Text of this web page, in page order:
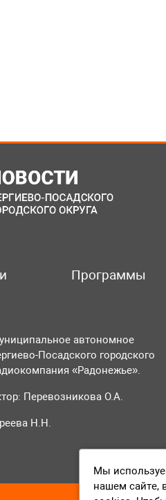
Программы
автономное
Посадского городского
«Радонежье».
Перевозникова О.А.
Н.Н.
Мы
нашем сайте,